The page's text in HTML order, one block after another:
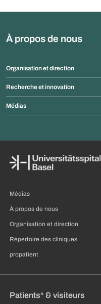
À propos de nous
Organisation et direction
Recherche et innovation
Médias
Médias
À propos de nous
Organisation et direction
Répertoire des cliniques
propatient
Patients* & visiteurs